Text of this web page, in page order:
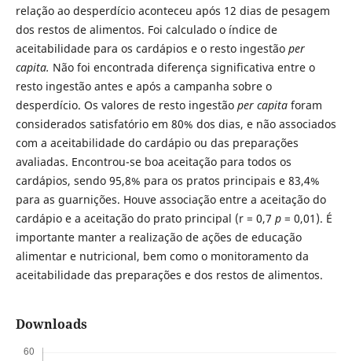
relação ao desperdício aconteceu após 12 dias de pesagem
dos restos de alimentos. Foi calculado o índice de
aceitabilidade para os cardápios e o resto ingestão per
capita. Não foi encontrada diferença significativa entre o
resto ingestão antes e após a campanha sobre o
desperdício. Os valores de resto ingestão per capitaforam
considerados satisfatório em 80% dos dias, e não associados
com a aceitabilidade do cardápio ou das preparações
avaliadas. Encontrou-se boa aceitação para todos os
cardápios, sendo 95,8% para os pratos principais e 83,4%
para as guarnições. Houve associação entre a aceitação do
cardápio e a aceitação do prato principal (r = 0,7 p= 0,01). É
importante manter a realização de ações de educação
alimentar e nutricional, bem como o monitoramento da
aceitabilidade das preparações e dos restos de alimentos.
Downloads